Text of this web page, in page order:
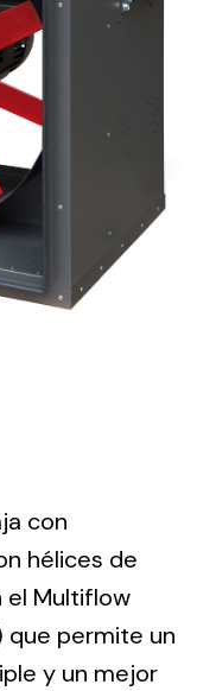
electrical
de
the group
products for
con
hélices de
el Multiflow
que permite un
y un mejor